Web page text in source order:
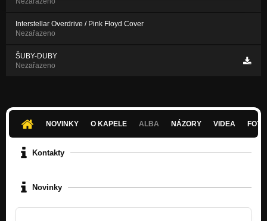
Interstellar Overdrive / Pink Floyd Cover
Nezařazeno
ŠUBY-DUBY
Nezařazeno
NOVINKY O KAPELE ALBA NÁZORY VIDEA
Kontakty
Novinky